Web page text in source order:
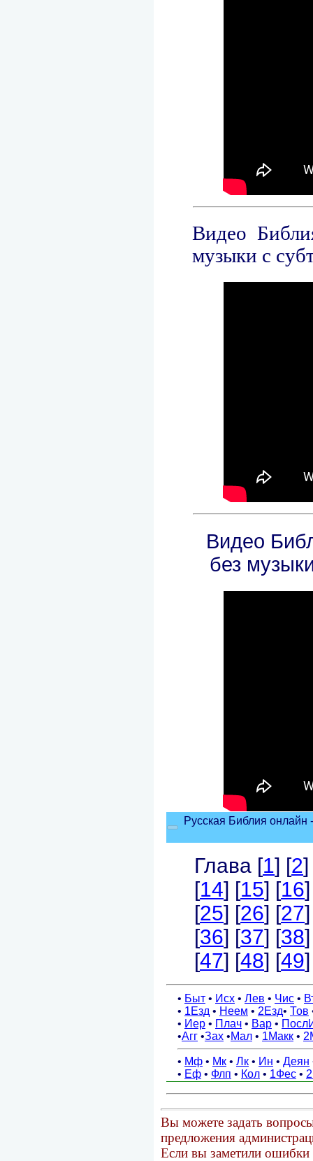
Вы можете задать
предложения
Если вы заметили ошибки